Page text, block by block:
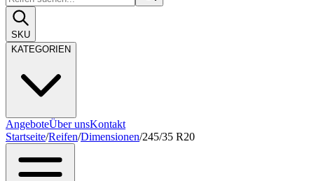
SKU
KATEGORIEN
AngeboteÜber unsKontakt
Startseite/Reifen/Dimensionen/245/35 R20